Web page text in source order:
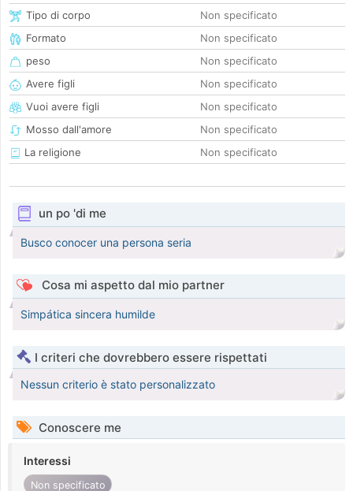
Tipo di corpo
Non specificato
Formato
Non specificato
peso
Non specificato
Avere figli
Non specificato
Vuoi avere figli
Non specificato
Mosso dall'amore
Non specificato
La religione
Non specificato
un po 'di me
Busco conocer una persona seria
Cosa mi aspetto dal mio partner
Simpática sincera humilde
I criteri che dovrebbero essere rispettati
Nessun criterio è stato personalizzato
Conoscere me
Interessi
Non specificato